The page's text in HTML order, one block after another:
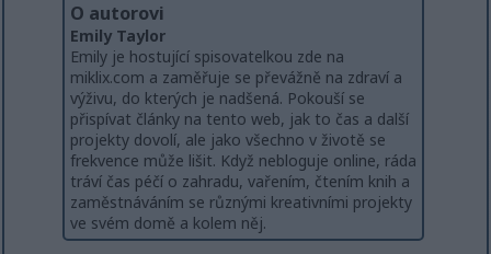
O autorovi
Emily Taylor
Emily je hostující spisovatelkou zde na
miklix.com a zaměřuje se převážně na zdraví a
výživu, do kterých je nadšená. Pokouší se
přispívat články na tento web, jak to čas a další
projekty dovolí, ale jako všechno v životě se
frekvence může lišit. Když nebloguje online, ráda
tráví čas péčí o zahradu, vařením, čtením knih a
zaměstnáváním se různými kreativními projekty
ve svém domě a kolem něj.